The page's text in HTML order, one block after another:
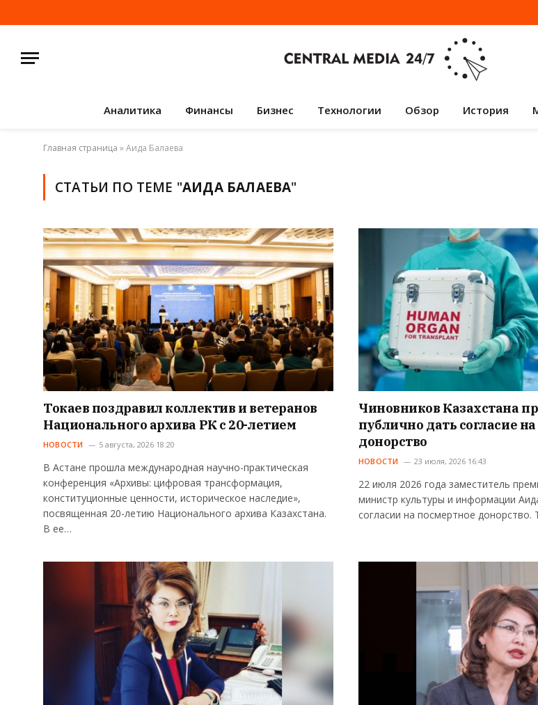
Аналитика Финансы Бизнес Технологии Обзор История
Главная страница »Аида Балаева
СТАТЬИ ПО ТЕМЕ "АИДА БАЛАЕВА"
Токаев поздравил коллектив и ветеранов
Национального архива РК с 20-летием
НОВОСТИ 5 августа, 2026 18:20
В Астане прошла международная научно-практическая
конференция «Архивы: цифровая трансформация,
конституционные ценности, историческое наследие»,
посвященная 20-летию Национального архива Казахстана.
В ее…
Чиновников Казахстана
публично дать согласие
донорство
НОВОСТИ 23 июля, 2026 16:43
22 июля 2026 года заместитель
министр культуры и информации
согласии на посмертное донорство.